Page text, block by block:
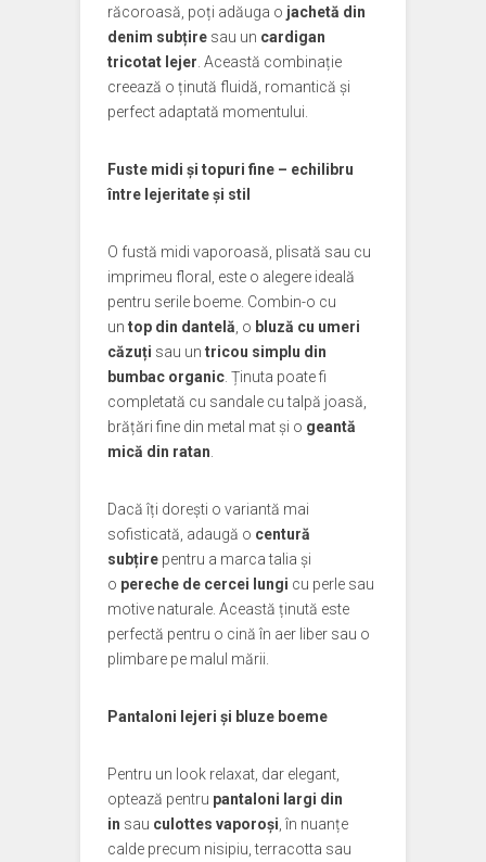
răcoroasă, poți adăuga o jachetă din
denim subțire sau un cardigan
tricotat lejer . Această combinație
creează o ținută fluidă, romantică și
perfect adaptată momentului.
Fuste midi și topuri fine – echilibru
între lejeritate și stil
O fustă midi vaporoasă, plisată sau cu
imprimeu floral, este o alegere ideală
pentru serile boeme. Combin-o cu
un top din dantelă , o bluză cu umeri
căzuți sau un tricou simplu din
bumbac organic . Ținuta poate fi
completată cu sandale cu talpă joasă,
brățări fine din metal mat și o geantă
mică din ratan
Dacă îți dorești o variantă mai
sofisticată, adaugă o centură
subțire pentru a marca talia și
o pereche de cercei lungi cu perle sau
motive naturale. Această ținută este
perfectă pentru o cină în aer liber sau o
plimbare pe malul mării.
Pantaloni lejeri și bluze boeme
Pentru un look relaxat, dar elegant,
optează pentru pantaloni largi din
in sau culottes vaporoși , în nuanțe
calde precum nisipiu, terracotta sau